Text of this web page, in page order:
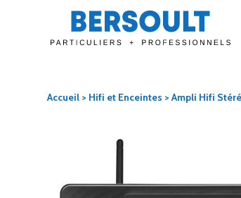
Accueil > Hifi et Enceintes >Ampli Hifi